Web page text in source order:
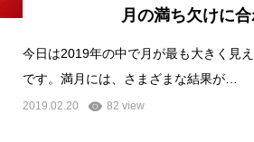
月の満ち欠けに
今日は2019年の中で月が最も大きく見
です。満月には、さまざまな結果が…
2019.02.20 82 view